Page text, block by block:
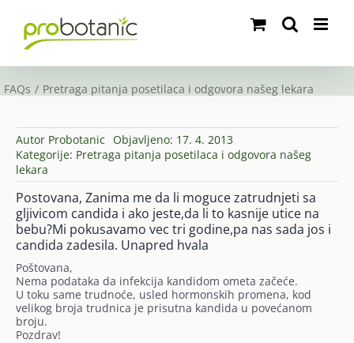
content
FAQs Pretraga pitanja posetilaca i odgovora našeg lekara
Autor Probotanic Objavljeno: 17. 4. 2013
Kategorije: Pretraga pitanja posetilaca i odgovora našeg
lekara
Postovana, Zanima me da li moguce zatrudnjeti sa
gljivicom candida i ako jeste,da li to kasnije utice na
bebu?Mi pokusavamo vec tri godine,pa nas sada jos i
candida zadesila. Unapred hvala
Poštovana,
Nema podataka da infekcija kandidom ometa začeće.
U toku same trudnoće, usled hormonskih promena, kod
velikog broja trudnica je prisutna kandida u povećanom
broju.
Pozdrav!